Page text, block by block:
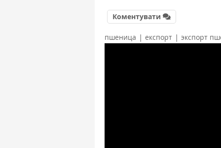
Коментувати
пшеница | експорт | экспорт